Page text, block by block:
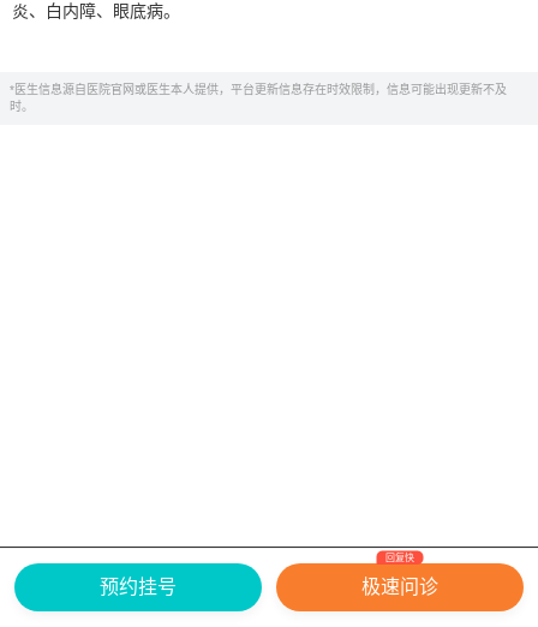
炎、白内障、眼底病。
*医生信息源自医院官网或医生本人提供，平台更新信息存在时效限制，信息可能出现更新不及
时。
网上有害信息举报专区
关于我们
Copyright ©
2026 中华康网 版权所有
预约挂号 极速问诊
回复快